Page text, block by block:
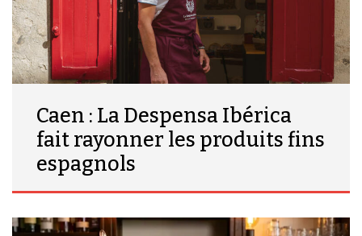
Caen : La Despensa Ibérica
fait rayonner les produits fins
espagnols